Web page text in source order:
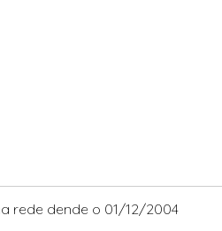
rede dende o 01/12/2004